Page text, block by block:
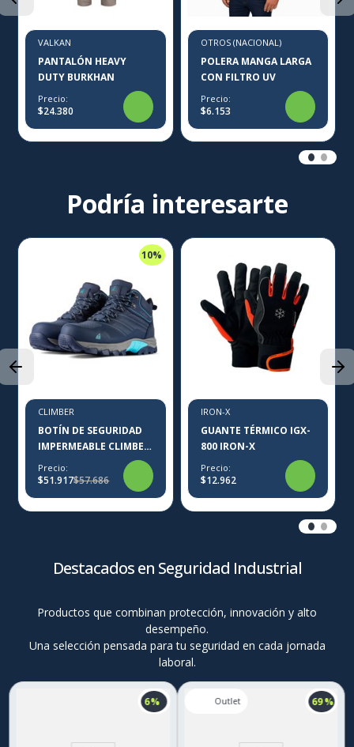
VALKAN
PANTALÓN HEAVY
DUTY BURKHAN
Precio:
$24.380
OTROS (NACIONAL)
POLERA MANGA LARGA
CON FILTRO UV
Precio:
$6.153
Podría interesarte
10%
CLIMBER
BOTÍN DE SEGURIDAD
IMPERMEABLE CLIMBER
THORENS MUJER
Precio:
$51.917$57.686
IRON-X
GUANTE TÉRMICO IGX-
800 IRON-X
Precio:
$12.962
Destacados en Seguridad Industrial
Productos que combinan protección, innovación y alto
desempeño.
Una selección pensada para tu seguridad en cada jornada
laboral.
6 % 69 %